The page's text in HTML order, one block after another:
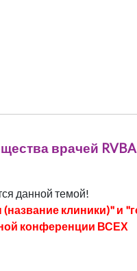
врачей
данной темой!
клиники)" и
конференции ВСЕХ